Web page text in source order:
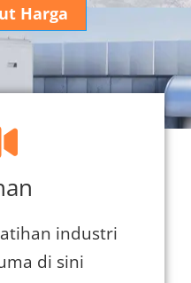
Harga
industri
di sini